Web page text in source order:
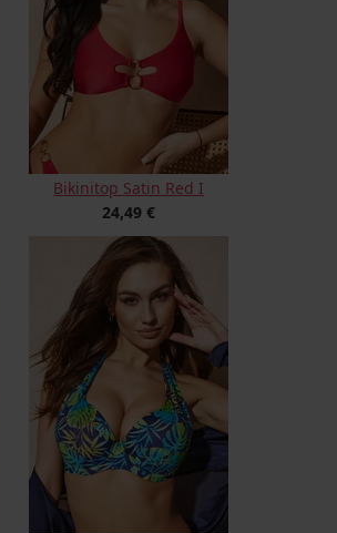
Bikinitop Satin Red I
24,49 €